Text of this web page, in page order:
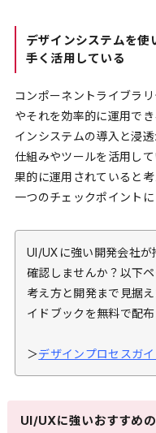
デザインシステムを使
手く活用している
コンポーネントライブラ
やそれを効率的に運用で
インシステムの導入と浸
仕組みやツールを活用し
果的に運用されていると
一つのチェックポイントに
UI/UXに強い開発会社
確認しませんか？以下
考え方と開発まで見据
イドブックを無料で配
＞デザインプロセスガ
UI/UXに強いおすすめ